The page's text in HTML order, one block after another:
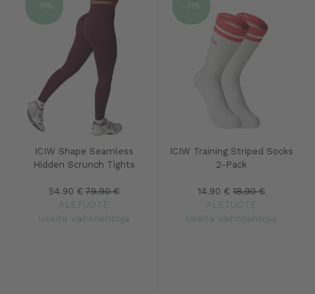
ICIW Shape Seamless
Hidden Scrunch Tights
54.90 € 79.90 €
ALETUOTE
Useita vaihtoehtoja
-31%
ICIW Training Striped Socks
2-Pack
14.90 € 18.90 €
ALETUOTE
Useita vaihtoehtoja
-21%